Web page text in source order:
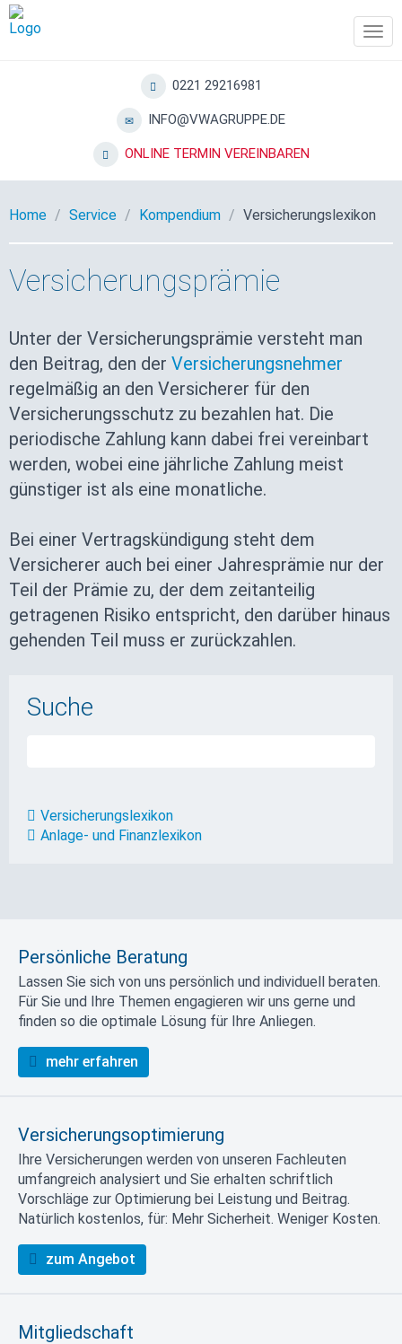
0221 29216981
INFO@VWAGRUPPE.DE
ONLINE TERMIN VEREINBAREN
Home Service Kompendium Versicherungslexikon
Versicherungsprämie
Unter der Versicherungsprämie versteht man
den Beitrag, den der Versicherungsnehmer
regelmäßig an den Versicherer für den
Versicherungsschutz zu bezahlen hat. Die
periodische Zahlung kann dabei frei vereinbart
werden, wobei eine jährliche Zahlung meist
günstiger ist als eine monatliche.
Bei einer Vertragskündigung steht dem
Versicherer auch bei einer Jahresprämie nur der
Teil der Prämie zu, der dem zeitanteilig
getragenen Risiko entspricht, den darüber hinaus
gehenden Teil muss er zurückzahlen.
Suche
Versicherungslexikon
Anlage- und Finanzlexikon
Persönliche Beratung
Lassen Sie sich von uns persönlich und individuell beraten.
Für Sie und Ihre Themen engagieren wir uns gerne und
finden so die optimale Lösung für Ihre Anliegen.
mehr erfahren
Versicherungsoptimierung
Ihre Versicherungen werden von unseren Fachleuten
umfangreich analysiert und Sie erhalten schriftlich
Vorschläge zur Optimierung bei Leistung und Beitrag.
Natürlich kostenlos, für: Mehr Sicherheit. Weniger Kosten.
zum Angebot
Mitgliedschaft